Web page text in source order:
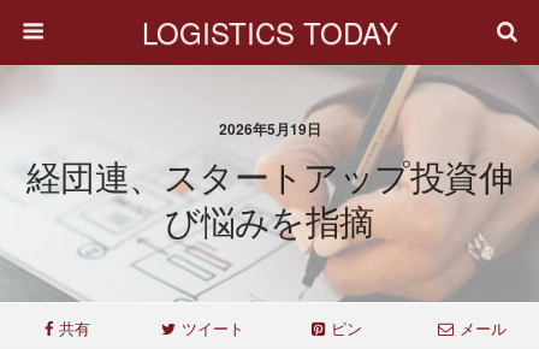
LOGISTICS TODAY
2026年5月19日
経団連、スタートアップ投資伸
び悩みを指摘
共有 ツイート ピン メール